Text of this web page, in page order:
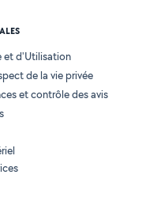
et d'Utilisation
de la vie privée
et contrôle des avis